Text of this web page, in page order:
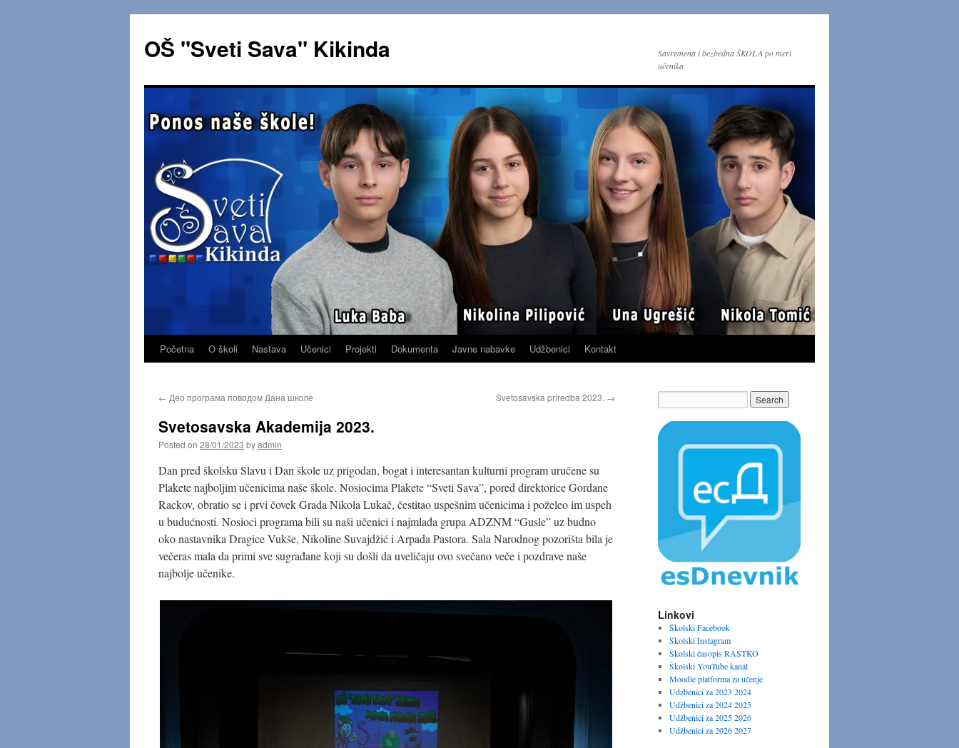
OŠ "Sveti Sava" Kikinda
Savremena i bezbedna ŠKOLA po meri
učenika
Skip
content
Početna O školi Nastava Učenici Projekti Dokumenta Javne nabavke Udžbenici Kontakt
← Део програма поводом Дана школе Svetosavska priredba 2023. →
Svetosavska Akademija 2023.
Posted on 28/01/2023 byadmin
Dan pred školsku Slavu i Dan škole uz prigodan, bogat i interesantan kulturni program uručene su
Plakete najboljim učenicima naše škole. Nosiocima Plakete “Sveti Sava”, pored direktorice Gordane
Rackov, obratio se i prvi čovek Grada Nikola Lukač, čestitao uspešnim učenicima i poželeo im uspeh
u budućnosti. Nosioci programa bili su naši učenici i najmlađa grupa ADZNM “Gusle” uz budno
oko nastavnika Dragice Vukše, Nikoline Suvajdžić i Arpada Pastora. Sala Narodnog pozorišta bila je
večeras mala da primi sve sugrađane koji su došli da uveličaju ovo svečano veče i pozdrave naše
najbolje učenike.
Linkovi
Školski Facebook
Školski Instagram
Školski časopis RASTKO
Školski YouTube kanal
Moodle platforma za učenje
Udžbenici za 2023 2024
Udžbenici za 2024 2025
Udžbenici za 2025 2026
Udžbenici za 2026 2027